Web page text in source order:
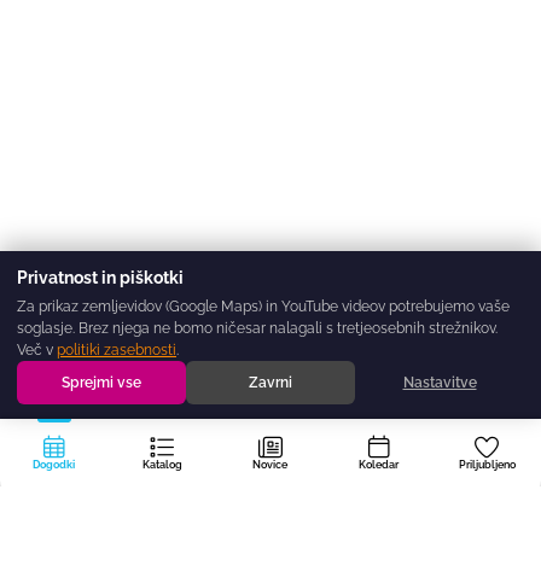
Dogodki Katalog Novice Koledar Priljubljeno
Privatnost in piškotki
Za prikaz zemljevidov (Google Maps) in YouTube videov potrebujemo vaše
soglasje. Brez njega ne bomo ničesar nalagali s tretjeosebnih strežnikov.
Več v politiki zasebnosti.
Sprejmi vse
Zavrni Nastavitve